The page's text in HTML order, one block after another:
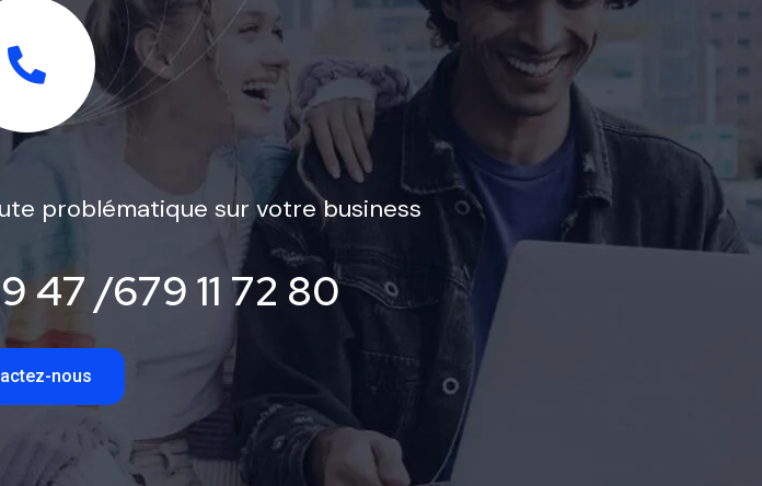
problématique sur votre business
47 /679 11 72 80
nous